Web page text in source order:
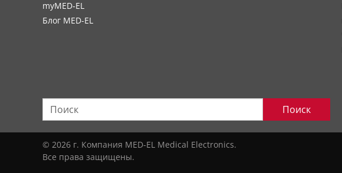
myMED‑EL
Блог MED-EL
Поиск
© 2026 г. Компания MED-EL Medical Electronics.
Все права защищены.